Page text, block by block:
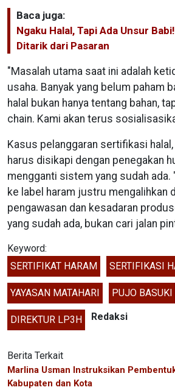
Baca juga:
Ngaku Halal, Tapi Ada Unsur
Ditarik dari Pasaran
"Masalah utama saat ini adalah
usaha. Banyak yang belum paham
halal bukan hanya tentang bahan,
chain. Kami akan terus
Kasus pelanggaran sertifikasi
harus disikapi dengan penegakan
mengganti sistem yang sudah
ke label haram justru mengalihkan
pengawasan dan kesadaran
yang sudah ada, bukan cari jalan
Keyword:
SERTIFIKAT HARAM
SERTIFIKASI
YAYASAN MATAHARI PUJO BASUKI
DIREKTUR LP3H
Redaksi
Berita Terkait
Marlina Usman Instruksikan
Kabupaten dan Kota